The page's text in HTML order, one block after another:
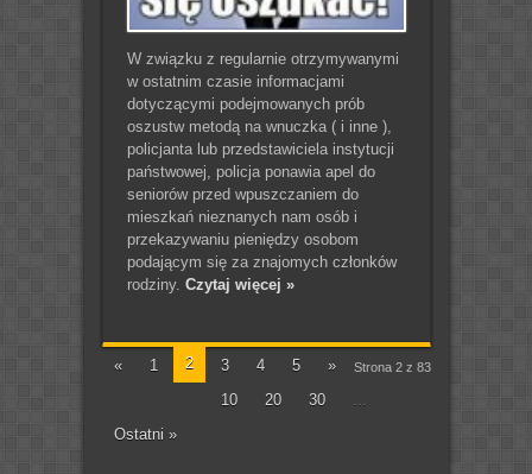
W związku z regularnie otrzymywanymi
w ostatnim czasie informacjami
dotyczącymi podejmowanych prób
oszustw metodą na wnuczka ( i inne ),
policjanta lub przedstawiciela instytucji
państwowej, policja ponawia apel do
seniorów przed wpuszczaniem do
mieszkań nieznanych nam osób i
przekazywaniu pieniędzy osobom
podającym się za znajomych członków
rodziny. Czytaj więcej »
Strona 2 z 83
« 1 2 3 4 5
»
10
20 30
...
Ostatni »